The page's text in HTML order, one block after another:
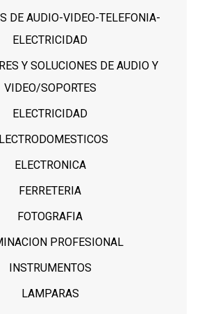
DE AUDIO-VIDEO-TELEFONIA-
ELECTRICIDAD
Y SOLUCIONES DE AUDIO Y
VIDEO/SOPORTES
ELECTRICIDAD
ELECTRONICA
FERRETERIA
FOTOGRAFIA
PROFESIONAL
INSTRUMENTOS
LAMPARAS